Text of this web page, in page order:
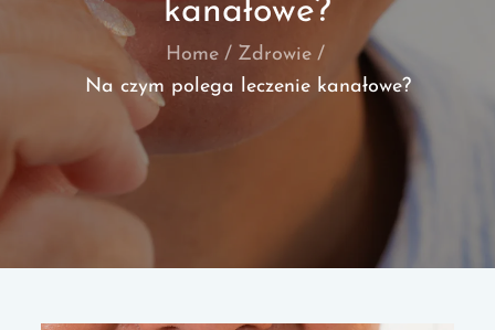
kanałowe?
Home
Zdrowie
Na czym polega leczenie kanałowe?